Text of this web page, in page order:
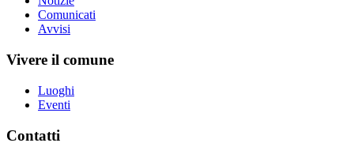
Comunicati
Avvisi
Vivere il comune
Luoghi
Eventi
Contatti